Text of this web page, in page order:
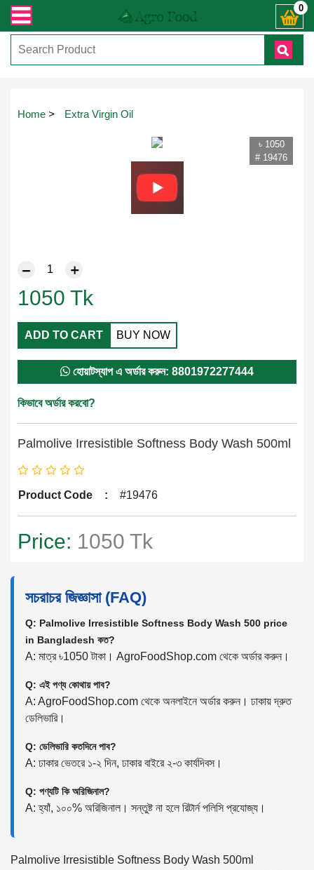
জিজ্ঞাসায় কল করুনঃ ( IMO + Whatsapp ) +8801972277444। সহজে অর্ডার 0
Home > Extra Virgin Oil
৳ 1050
# 19476
1050 Tk
ADD TO CART BUY NOW
হোয়াটস্যাপ এ অর্ডার করুন: 8801972277444
কিভাবে অর্ডার করবো?
Palmolive Irresistible Softness Body Wash 500ml
Product Code : #19476
Price: 1050 Tk
সচরাচর জিজ্ঞাসা (FAQ)
Q: Palmolive Irresistible Softness Body Wash 500 price
in Bangladesh কত?
A: মাত্র ৳1050 টাকা। AgroFoodShop.com থেকে অর্ডার করুন।
Q: এই পণ্য কোথায় পাব?
A: AgroFoodShop.com থেকে অনলাইনে অর্ডার করুন। ঢাকায় দ্রুত
ডেলিভারি।
Q: ডেলিভারি কতদিনে পাব?
A: ঢাকার ভেতরে ১-২ দিন, ঢাকার বাইরে ২-৩ কার্যদিবস।
Q: পণ্যটি কি অরিজিনাল?
A: হ্যাঁ, ১০০% অরিজিনাল। সন্তুষ্ট না হলে রিটার্ন পলিসি প্রযোজ্য।
Palmolive Irresistible Softness Body Wash 500ml